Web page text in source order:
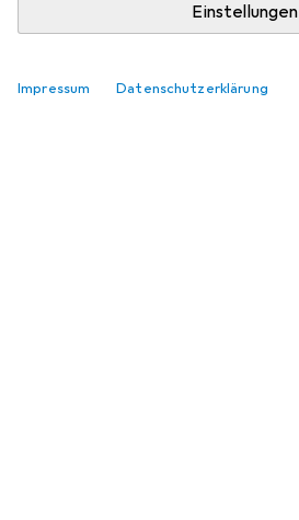
Einstellungen
Impressum Datenschutzerklärung